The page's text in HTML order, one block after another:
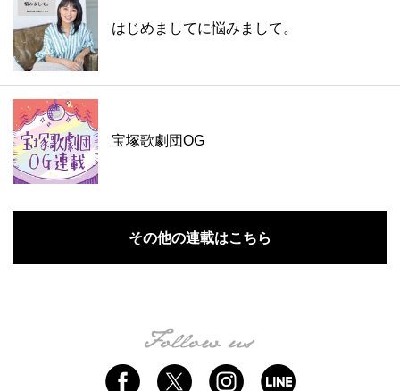
はじめましてに悩みまして。
宝塚歌劇団OG
その他の連載はこちら